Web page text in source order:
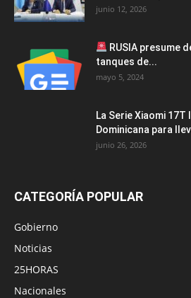
junio 12, 2026
RUSIA presume
tanques de...
mayo 5, 2024
La Serie Xiaomi 17T
Dominicana para
junio 26, 2026
CATEGORÍA POPULAR
Gobierno
Noticias
25HORAS
Nacionales